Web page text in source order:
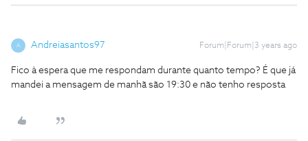
A Andreiasantos97 Forum|Forum|3 years ago
Fico à espera que me respondam durante quanto tempo? É que já
mandei a mensagem de manhã são 19:30 e não tenho resposta